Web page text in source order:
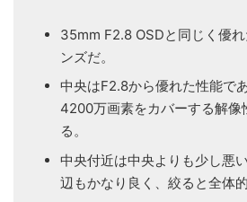
35mm F2.8 OSDと同じく優
ンズだ。
中央はF2.8から優れた性能で
4200万画素をカバーする解像
る。
中央付近は中央よりも少し悪
辺もかなり良く、絞ると全体